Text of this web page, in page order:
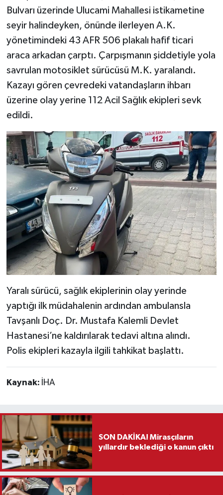
Bulvarı üzerinde Ulucami Mahallesi istikametine
seyir halindeyken, önünde ilerleyen A.K.
yönetimindeki 43 AFR 506 plakalı hafif ticari
araca arkadan çarptı. Çarpışmanın şiddetiyle yola
savrulan motosiklet sürücüsü M.K. yaralandı.
Kazayı gören çevredeki vatandaşların ihbarı
üzerine olay yerine 112 Acil Sağlık ekipleri sevk
edildi.
Yaralı sürücü, sağlık ekiplerinin olay yerinde
yaptığı ilk müdahalenin ardından ambulansla
Tavşanlı Doç. Dr. Mustafa Kalemli Devlet
Hastanesi’ne kaldırılarak tedavi altına alındı.
Polis ekipleri kazayla ilgili tahkikat başlattı.
Kaynak: İHA
SON DAKİKA! Mirasçıların
yıllardır beklediği o kanun çıktı
Vasıta
Vefat Haberleri
Yaşam